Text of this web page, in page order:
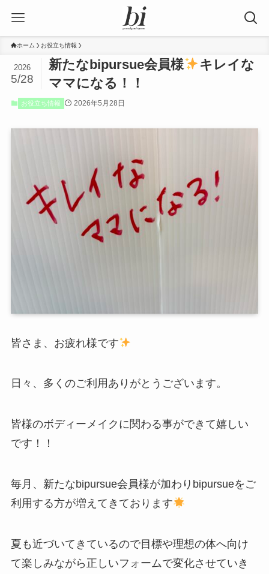
ホーム お役立ち情報
新たなbipursue会員様
キレイな
ママになる！！
2026
5/28
お役立ち情報 2026年5月28日
皆さま、お疲れ様です
日々、多くのご利用ありがとうございます。
皆様のボディーメイクに関わる事ができて嬉しい
です！！
毎月、新たなbipursue会員様が加わりbipursueをご
利用する方が増えてきております
夏も近づいてきているので目標や理想の体へ向け
て楽しみながら正しいフォームで変化させていき